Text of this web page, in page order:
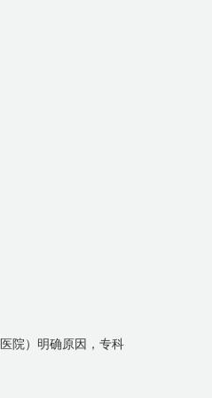
院）明确原因，专科